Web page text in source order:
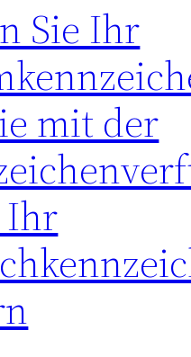
Sie Ihr
mit der
Ihr